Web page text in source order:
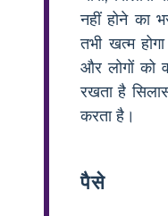
नहीं होने का
तभी खत्म
और लोगों को
रखता है
करता है।
पैसे